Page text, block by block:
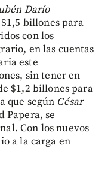
Darío
billones para
con los
en las cuentas
este
sin tener en
$1,2 billones para
que según César
Papera, se
Con los nuevos
a la carga en